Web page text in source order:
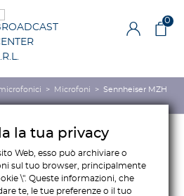
0
> Microfoni > Sennheiser MZH
la tua privacy
Web, esso può archiviare o
sul tuo browser, principalmente
\". Queste informazioni, che
te, le tue preferenze o il tuo